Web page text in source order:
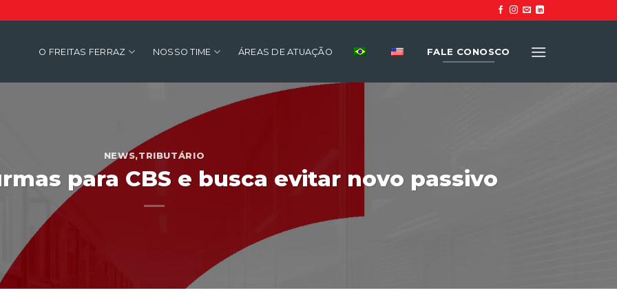
O FREITAS FERRAZ NOSSO TIME ÁREAS DE ATUAÇÃO FALE CONOSCO
NEWS,TRIBUTÁRIO
para CBS e busca evitar novo passivo